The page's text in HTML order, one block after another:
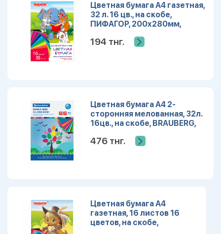
Цветная бумага А4 газетная,
32 л. 16 цв., на скобе,
ПИФАГОР, 200х280мм,
194 тнг.
Цветная бумага А4 2-
сторонняя мелованная, 32л.
16цв., на скобе, BRAUBERG,
476 тнг.
Цветная бумага А4
газетная, 16 листов 16
цветов, на скобе,